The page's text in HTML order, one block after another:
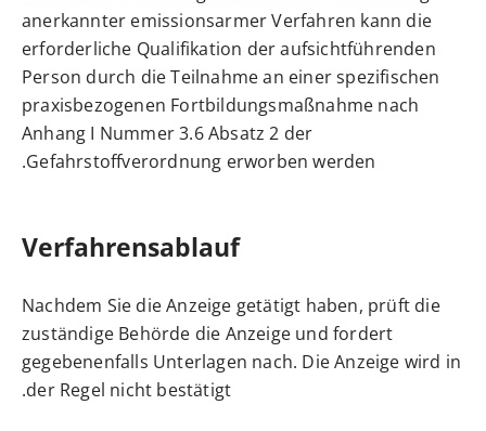
anerkannter emissionsarmer Verfahren kann die
erforderliche Qualifikation der aufsichtführenden
Person durch die Teilnahme an einer spezifischen
praxisbezogenen Fortbildungsmaßnahme nach
Anhang I Nummer 3.6 Absatz 2 der
Gefahrstoffverordnung erworben werden.
Verfahrensablauf
Nachdem Sie die Anzeige getätigt haben, prüft die
zuständige Behörde die Anzeige und fordert
gegebenenfalls Unterlagen nach. Die Anzeige wird in
der Regel nicht bestätigt.